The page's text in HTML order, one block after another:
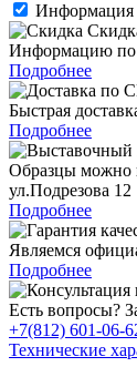
Информация
Информацию по
Подробнее
Быстрая
Подробнее
Образцы можно
ул.Подрезова 12
Подробнее
Являемся
Подробнее
Есть вопросы?
+7(812) 601-06-
Технические